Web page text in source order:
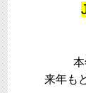
来年も